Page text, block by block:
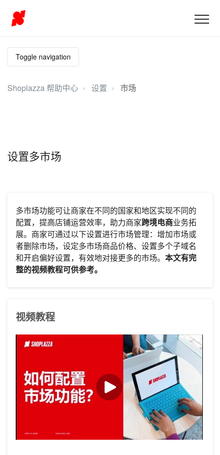
Toggle navigation
Shoplazza 帮助中心 设置 市场
设置多市场
多市场功能可让商家在不同的国家和地区实现不同的
配置，提高店铺运营效率，助力商家跨境电商业务拓
展。商家可通过以下设置进行市场管理：增加市场或
者删除市场，设定多市场商品价格、设置多个子域名
和开启偏好设置，有效地对接更多的市场。 本文有完
整的视频教程可供参考。
视频教程